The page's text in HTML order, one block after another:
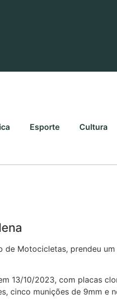
Esporte Cultura
de Motocicletas, prendeu
13/10/2023, com placas
cinco munições de 9mm e